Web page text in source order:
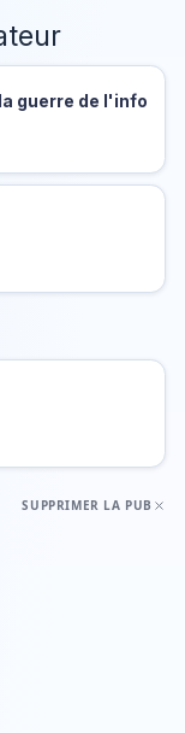
guerre de l'info
SUPPRIMER LA PUB